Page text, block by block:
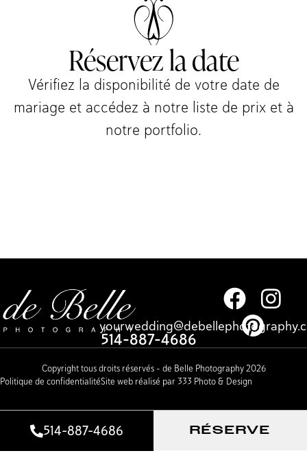
Réservez la date
Vérifiez la disponibilité de votre date de
mariage et accédez à notre liste de prix et à
notre portfolio.
514-887-4686
Copyright tous droits réservés – de Belle Photography 2026
Politique de confidentialitéSite web réalisé par 333 Photo & Design
514-887-4686 RÉSERVE